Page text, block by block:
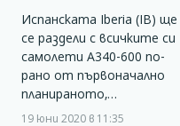
Испанската Iberia (IB) ще
се раздели с всичките си
самолети А340-600 по-
рано от първоначално
планираното,…
19 юни 2020 в 11:35